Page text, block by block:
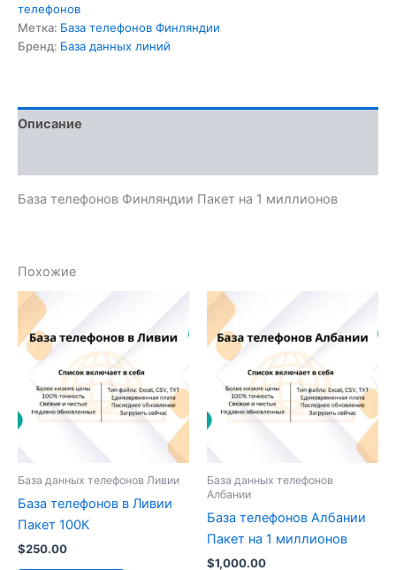
телефонов
Метка: База телефонов Финляндии
Бренд: База данных линий
Описание
База телефонов Финляндии Пакет на 1 миллионов
Похожие
База данных телефонов Ливии
База телефонов в Ливии
Пакет 100К
$250.00
База данных телефонов
Албании
База телефонов Албании
Пакет на 1 миллионов
$1,000.00